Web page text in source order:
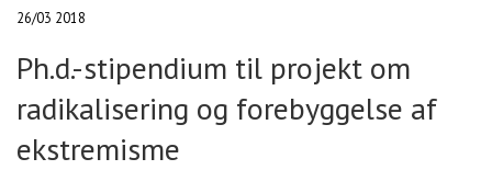
26/03 2018
Ph.d.-stipendium til projekt om
radikalisering og forebyggelse af
ekstremisme